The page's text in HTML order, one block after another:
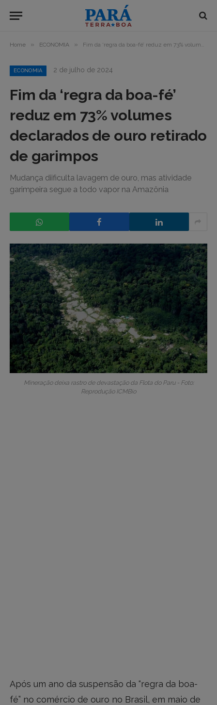
Home » ECONOMIA » Fim da ‘regra da boa-fé’ reduz em 73% volumes declarados de ouro retirado de garimpos
ECONOMIA 2 de julho de 2024
Fim da ‘regra da boa-fé’
reduz em 73% volumes
declarados de ouro retirado
de garimpos
Mudança diificulta lavagem de ouro, mas atividade
garimpeira segue a todo vapor na Amazônia
Mineração deixa rastro de devastação da Flota do Paru - Foto:
Reprodução ICMBio
Após um ano da suspensão da “regra da boa-
fé” no comércio de ouro no Brasil, em maio de